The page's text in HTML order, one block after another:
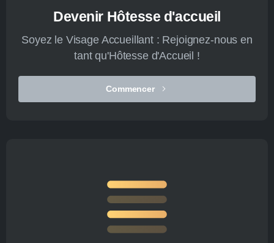
Devenir Hôtesse d'accueil
Soyez le Visage Accueillant : Rejoignez-nous en
tant qu'Hôtesse d'Accueil !
Commencer